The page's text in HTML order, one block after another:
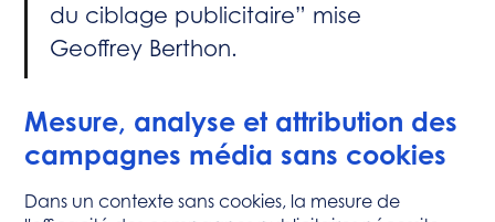
du ciblage publicitaire” mise
Geoffrey Berthon.
Mesure, analyse et attribution des
campagnes média sans cookies
Dans un contexte sans cookies, la mesure de